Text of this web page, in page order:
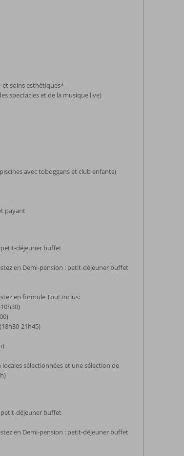
et soins esthétiques*
spectacles et de la musique live)
avec toboggans et club enfants)
payant
petit-déjeuner buffet
en Demi-pension : petit-déjeuner buffet
en formule Tout inclus:
21h45)
sélectionnées et une sélection de
petit-déjeuner buffet
en Demi-pension : petit-déjeuner buffet